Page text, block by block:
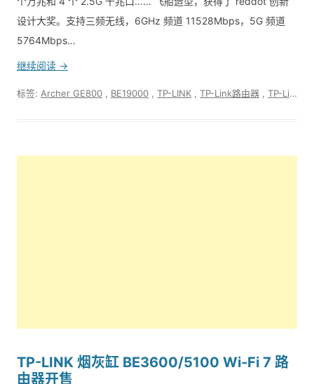
设计大奖。支持三频无线，6GHz 频道 11528Mbps，5G 频道
5764Mbps…
继续阅读 →
标签: Archer GE800 BE19000 TP-LINK TP-Link路由器 TP-Link路由器选购
TP-LINK 烟灰缸 BE3600/5100 Wi-Fi 7 路
由器开售